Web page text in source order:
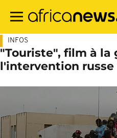
contenu
INFOS
"Touriste", film à la
l'intervention